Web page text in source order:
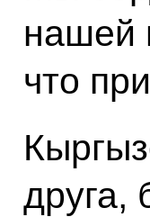
нашей
что
друга,